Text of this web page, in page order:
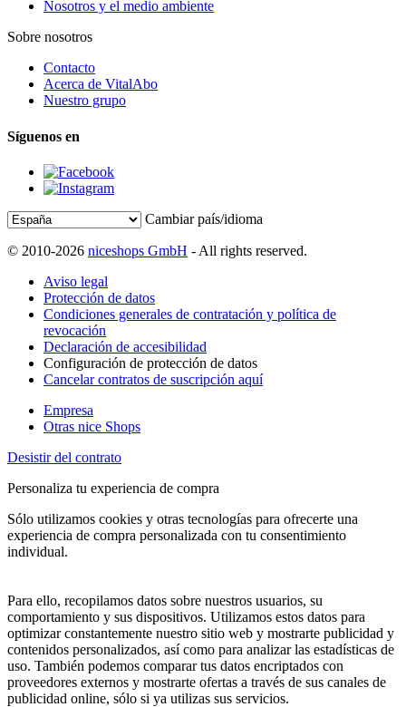
Nosotros y el medio ambiente
Sobre nosotros
Contacto
Acerca de VitalAbo
Nuestro grupo
Síguenos en
Cambiar país/idioma
© 2010-2026 niceshops GmbH - All rights reserved.
Aviso legal
Protección de datos
Condiciones generales de contratación y política de
revocación
Declaración de accesibilidad
Configuración de protección de datos
Cancelar contratos de suscripción aquí
Empresa
Otras nice Shops
Desistir del contrato
Personaliza tu experiencia de compra
Sólo utilizamos cookies y otras tecnologías para ofrecerte una
experiencia de compra personalizada con tu consentimiento
individual.
Para ello, recopilamos datos sobre nuestros usuarios, su
comportamiento y sus dispositivos. Utilizamos estos datos para
optimizar constantemente nuestro sitio web y mostrarte publicidad y
contenidos personalizados, así como para analizar las estadísticas de
uso. También podemos comparar tus datos encriptados con
proveedores externos y mostrarte ofertas a través de sus canales de
publicidad online, sólo si ya utilizas sus servicios.